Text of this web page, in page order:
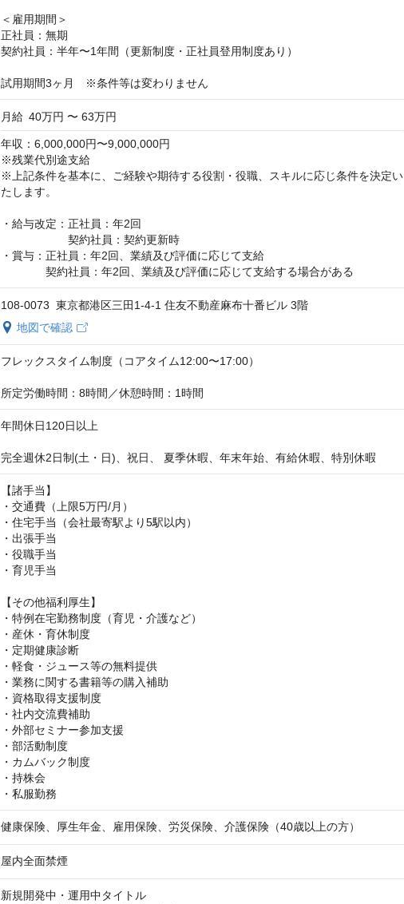
＜雇用期間＞
正社員：無期
契約社員：半年〜1年間（更新制度・正社員登用制度あり）
試用期間3ヶ月　※条件等は変わりません
月給 40万円 〜 63万円
年収：6,000,000円〜9,000,000円
※残業代別途支給
※上記条件を基本に、ご経験や期待する役割・役職、スキルに応じ条件を決定い
たします。
・給与改定：正社員：年2回
契約社員：契約更新時
・賞与：正社員：年2回、業績及び評価に応じて支給
契約社員：年2回、業績及び評価に応じて支給する場合がある
108-0073 東京都港区三田1-4-1 住友不動産麻布十番ビル 3階
地図で確認
フレックスタイム制度（コアタイム12:00〜17:00）
所定労働時間：8時間／休憩時間：1時間
年間休日120日以上
完全週休2日制(土・日)、祝日、 夏季休暇、年末年始、有給休暇、特別休暇
【諸手当】
・交通費（上限5万円/月）
・住宅手当（会社最寄駅より5駅以内）
・出張手当
・役職手当
・育児手当
【その他福利厚生】
・特例在宅勤務制度（育児・介護など）
・産休・育休制度
・定期健康診断
・軽食・ジュース等の無料提供
・業務に関する書籍等の購入補助
・資格取得支援制度
・社内交流費補助
・外部セミナー参加支援
・部活動制度
・カムバック制度
・持株会
・私服勤務
健康保険、厚生年金、雇用保険、労災保険、介護保険（40歳以上の方）
屋内全面禁煙
新規開発中・運用中タイトル